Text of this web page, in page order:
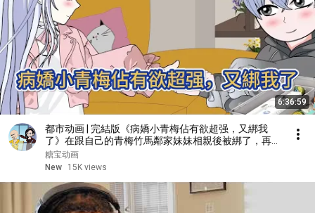
6:36:59
都市动画 | 完結版《病嬌小青梅佔有欲超强，又綁我
了》在跟自己的青梅竹馬鄰家妹妹相親後被綁了，再睜
眼重生回到八歲，救贖病嬌小青梅！#糖寶動畫
糖宝动画
New
15K views